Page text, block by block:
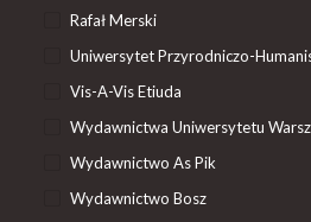
Rafał Merski
Uniwersytet Przyrodniczo-
Vis-A-Vis Etiuda
Wydawnictwa Uniwersytetu
Wydawnictwo As Pik
Wydawnictwo Bosz